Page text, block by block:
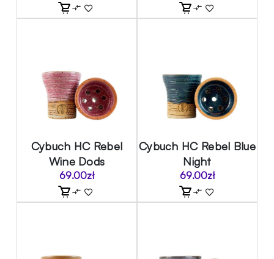
Cybuch HC Rebel
Wine Dods
69.00zł
Cybuch HC Rebel Blue
Night
69.00zł